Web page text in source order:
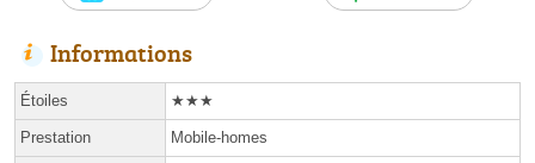
Informations
Étoiles ★★★
Prestation Mobile-homes